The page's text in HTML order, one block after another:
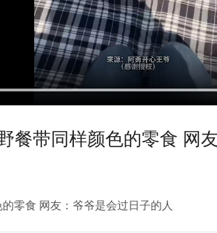
餐带同样颜色的零食 网
零食 网友：爷爷是会过日子的人